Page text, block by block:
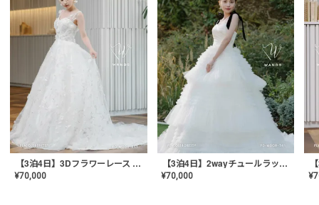
【3泊4日】3Dフラワーレース ドレス〈PD-WDOR-331〉
¥70,000
【3泊4日】2wayチュールラッフルドレス〈PD-WDOR-341RTL〉
¥70,000 ¥